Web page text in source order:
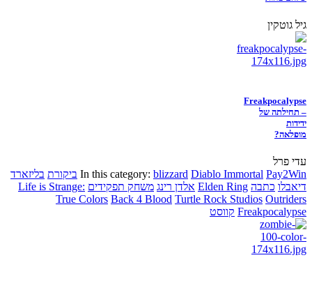
גיל גוטקין
Freakpocalypse
– תחילתה של
ידידות
מופלאה?
עדי פרל
In this category: blizzard Diablo Immortal Pay2Win ביקורת בליזארד
דיאבלו כתבה Elden Ring אלדן רינג משחק תפקידים Life is Strange:
True Colors Back 4 Blood Turtle Rock Studios Outriders
Freakpocalypse קווסט